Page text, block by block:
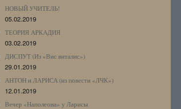
НОВЫЙ УЧИТЕЛЬ!
05.02.2019
ТЕОРИЯ АРКАДИЯ
03.02.2019
ДИСПУТ (Из «Вис виталис»)
29.01.2019
АНТОН и ЛАРИСА (из повести «ЛЧК»)
12.01.2019
Вечер «Наполеона» у Ларисы